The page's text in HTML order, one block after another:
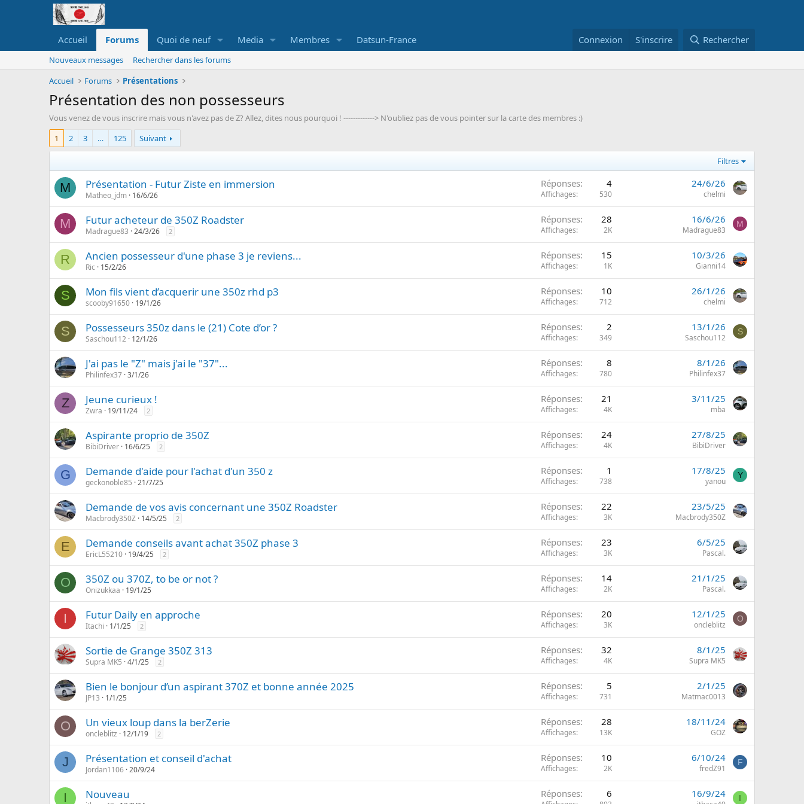
Accueil Forums Quoi de neuf Media Membres Datsun-France Connexion S'inscrire Rechercher
Nouveaux messages
Rechercher dans les forums
Accueil
Forums Présentations
Présentation des non possesseurs
Vous venez de vous inscrire mais vous n'avez pas de Z? Allez, dites nous pourquoi ! -------------> N'oubliez pas de vous pointer sur la carte des membres :)
1
2 3 … 125 Suivant
Filtres
M Présentation - Futur Ziste en immersion
Matheo_jdm 16/6/26
Réponses 4
Affichages 530
24/6/26
chelmi
M Futur acheteur de 350Z Roadster
Madrague83 24/3/26 2
Réponses 28
Affichages 2K
16/6/26
Madrague83
M
R Ancien possesseur d'une phase 3 je reviens...
Ric 15/2/26
Réponses 15
Affichages 1K
10/3/26
Gianni14
S Mon fils vient d’acquerir une 350z rhd p3
scooby91650 19/1/26
Réponses 10
Affichages 712
26/1/26
chelmi
S Possesseurs 350z dans le (21) Cote d’or ?
Saschou112 12/1/26
Réponses 2
Affichages 349
13/1/26
Saschou112
S
J'ai pas le "Z" mais j'ai le "37"...
Philinfex37 3/1/26
Réponses 8
Affichages 780
8/1/26
Philinfex37
Z Jeune curieux !
Zwra 19/11/24 2
Réponses 21
Affichages 4K
3/11/25
mba
Aspirante proprio de 350Z
BibiDriver 16/6/25 2
Réponses 24
Affichages 4K
27/8/25
BibiDriver
G Demande d'aide pour l'achat d'un 350 z
geckonoble85 21/7/25
Réponses 1
Affichages 738
17/8/25
yanou
Y
Demande de vos avis concernant une 350Z Roadster
Macbrody350Z 14/5/25 2
Réponses 22
Affichages 3K
23/5/25
Macbrody350Z
E Demande conseils avant achat 350Z phase 3
EricL55210 19/4/25 2
Réponses 23
Affichages 3K
6/5/25
Pascal.
O 350Z ou 370Z, to be or not ?
Onizukkaa 19/1/25
Réponses 14
Affichages 2K
21/1/25
Pascal.
I Futur Daily en approche
Itachi 1/1/25 2
Réponses 20
Affichages 3K
12/1/25
oncleblitz
O
Sortie de Grange 350Z 313
Supra MK5 4/1/25 2
Réponses 32
Affichages 4K
8/1/25
Supra MK5
Bien le bonjour d’un aspirant 370Z et bonne année 2025
JP13 1/1/25
Réponses 5
Affichages 731
2/1/25
Matmac0013
O Un vieux loup dans la berZerie
oncleblitz 12/1/19 2
Réponses 28
Affichages 13K
18/11/24
GOZ
J Présentation et conseil d'achat
Jordan1106 20/9/24
Réponses 10
Affichages 2K
6/10/24
fredZ91
F
I Nouveau Réponses 6 16/9/24 I